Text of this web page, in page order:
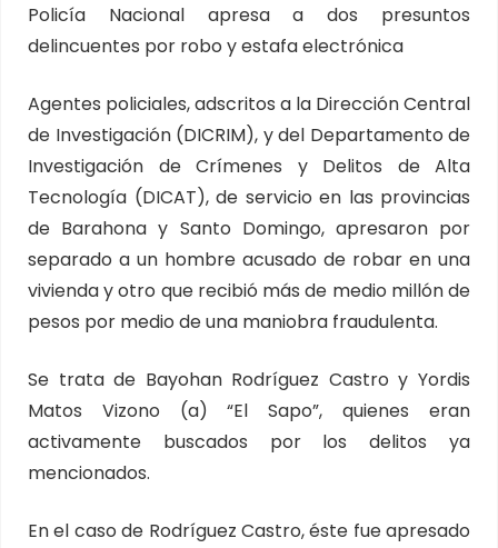
Policía Nacional apresa a dos presuntos
delincuentes por robo y estafa electrónica
Agentes policiales, adscritos a la Dirección Central
de Investigación (DICRIM), y del Departamento de
Investigación de Crímenes y Delitos de Alta
Tecnología (DICAT), de servicio en las provincias
de Barahona y Santo Domingo, apresaron por
separado a un hombre acusado de robar en una
vivienda y otro que recibió más de medio millón de
pesos por medio de una maniobra fraudulenta.
Se trata de Bayohan Rodríguez Castro y Yordis
Matos Vizono (a) “El Sapo”, quienes eran
activamente buscados por los delitos ya
mencionados.
En el caso de Rodríguez Castro, éste fue apresado